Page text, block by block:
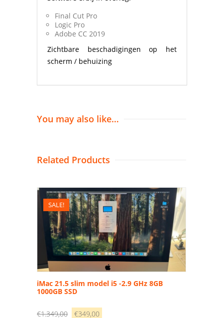
Final Cut Pro
Logic Pro
Adobe CC 2019
Zichtbare beschadigingen op het
scherm / behuizing
You may also like…
Related Products
SALE!
iMac 21.5 slim model i5 -2.9 GHz 8GB
1000GB SSD
€1.349,00
Original
€349,00